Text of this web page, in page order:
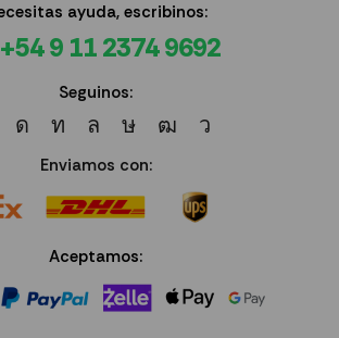
ayuda, escribinos:
+54 9 11 2374 9692
Seguinos:
Enviamos con:
Aceptamos: